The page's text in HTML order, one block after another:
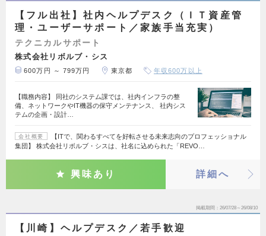
【フル出社】社内ヘルプデスク（ＩＴ資産管
理・ユーザーサポート／家族手当充実）
テクニカルサポート
株式会社リボルブ・シス
600万円 ～ 799万円 東京都 年収600万以上
【職務内容】 同社のシステム課では、社内インフラの整
備、ネットワークやIT機器の保守メンテナンス、 社内シス
テムの企画・設計…
会社概要
【ITで、関わるすべてを好転させる未来志向のプロフェッショナル
集団】 株式会社リボルブ・シスは、社名に込められた「REVO…
興味あり 詳細へ
掲載期間 26/07/28～26/08/10
【川崎】ヘルプデスク／若手歓迎